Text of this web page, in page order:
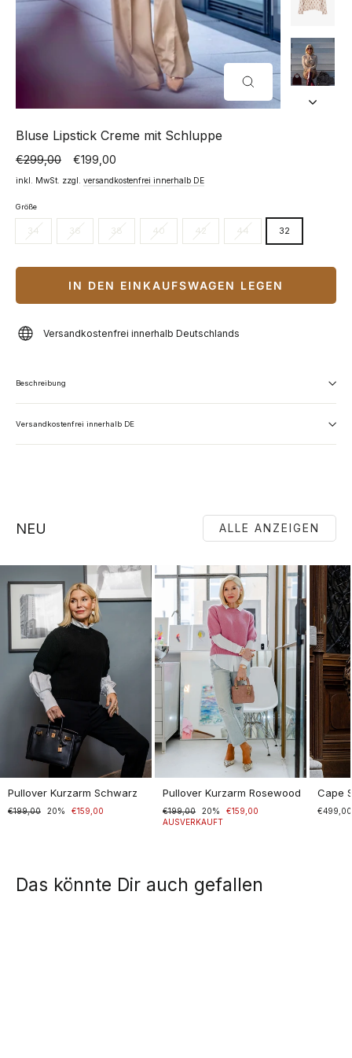
SCHLIESSEN (
ESC)
Bluse Lipstick Creme mit Schluppe
Normaler
Preis
€299,00
Sonderpreis €199,00
inkl. MwSt. zzgl. versandkostenfrei innerhalb DE
Größe
34 36 38 40 42 44 32
IN DEN EINKAUFSWAGEN LEGEN
Versandkostenfrei innerhalb Deutschlands
Beschreibung
Versandkostenfrei innerhalb DE
NEU ALLE ANZEIGEN
Pullover Kurzarm Schwarz
Normaler
€199,00
Sonderpreis20% €159,00
Pullover Kurzarm Rosewood
Normaler
Preis
€199,00
Sonderpreis20%
€159,00
AUSVERKAUFT
Cape
€499,00
Das könnte Dir auch gefallen